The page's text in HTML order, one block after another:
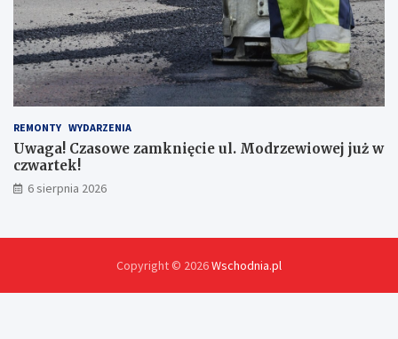
z
y
c
h
!
REMONTY WYDARZENIA
Uwaga! Czasowe zamknięcie ul. Modrzewiowej już w
czwartek!
6 sierpnia 2026
Copyright © 2026Wschodnia.pl